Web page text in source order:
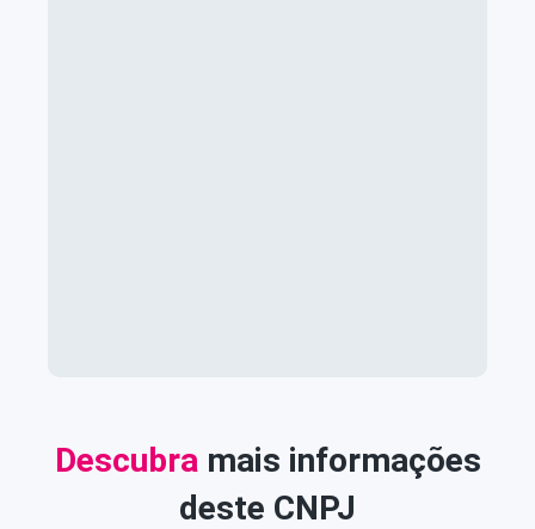
Descubra mais informações
deste CNPJ